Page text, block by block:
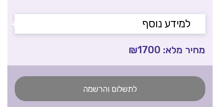
למידע נוסף +
תאריך פתיחה25.01.2027
ב'14:00 - 17:00
מחיר מלא: ₪1700
לתשלום והרשמה